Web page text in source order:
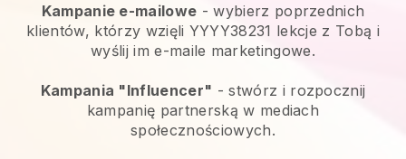
Kampanie e-mailowe - wybierz poprzednich
klientów, którzy wzięli YYYY38231 lekcje z Tobą i
wyślij im e-maile marketingowe.
Kampania "Influencer" - stwórz i rozpocznij
kampanię partnerską w mediach
społecznościowych.